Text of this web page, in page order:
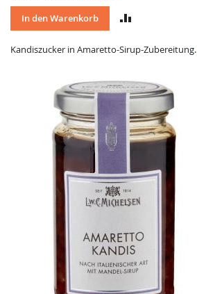
In den Warenkorb
VERGLEICH
Kandiszucker in Amaretto-Sirup-Zubereitung.